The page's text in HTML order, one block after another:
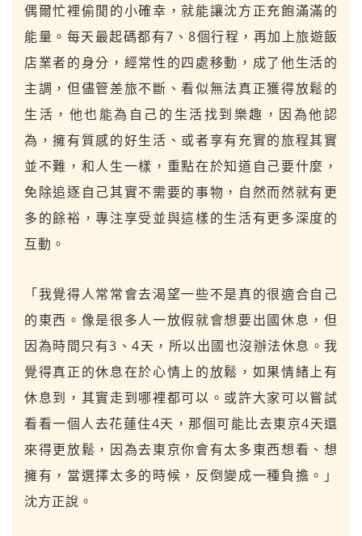
偶爾忙裡偷閒的小確幸，就能讓沈方正充飽滿滿的
能量。每天最起碼都有7、8個行程，再加上旅遊飯
店業者的身分，經常性的四處移動，成了他生活的
主調，但儘管差旅不斷、看似無法真正獲得放鬆的
生活，他也能為自己的生活找到樂趣，因為他認
為，擁有質感的好生活、或者享有充實的旅程其實
並不難，和人生一樣，重點在於知道自己要什麼，
免除追逐自己其實不需要的事物，自然而然就有更
多的餘裕，專注享受並與這樣的生活有更多深度的
互動。
「我覺得人常常會去渴望一些不是真的很適合自己
的東西。像是很多人一放假就會想要出國休息，但
因為時間只有3、4天，所以出國也沒辦法休息。我
覺得真正的休息在於心情上的放鬆，如果情緒上有
休息到，其實走到哪裡都可以。或許大家可以嘗試
看看一個人去花蓮住4天，那個可能比去東京4天還
來得更放鬆，因為去東京你會有太多東西想看、想
擁有，當選擇太多的時候，反倒變成一種負擔。」
沈方正說。